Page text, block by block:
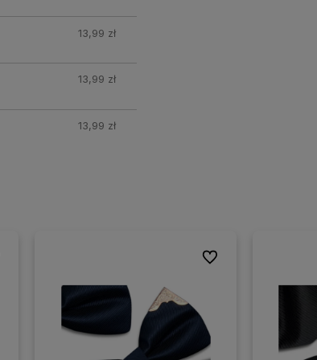
13,99 zł
13,99 zł
13,99 zł
Do ulubionych
Do ulubionych